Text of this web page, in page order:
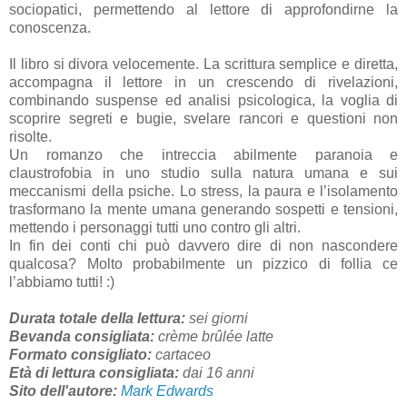
sociopatici, permettendo al lettore di approfondirne la
conoscenza.
Il libro si divora velocemente. La scrittura semplice e diretta,
accompagna il lettore in un crescendo di rivelazioni,
combinando suspense ed analisi psicologica, la voglia di
scoprire segreti e bugie, svelare rancori e questioni non
risolte.
Un romanzo che intreccia abilmente paranoia e
claustrofobia in uno studio sulla natura umana e sui
meccanismi della psiche. Lo stress, la paura e l’isolamento
trasformano la mente umana generando sospetti e tensioni,
mettendo i personaggi tutti uno contro gli altri.
In fin dei conti chi può davvero dire di non nascondere
qualcosa? Molto probabilmente un pizzico di follia ce
l’abbiamo tutti! :)
Durata totale della lettura: sei giorni
Bevanda consigliata: crème brûlée latte
Formato consigliato: cartaceo
Età di lettura consigliata: dai 16 anni
Sito dell'autore: Mark Edwards